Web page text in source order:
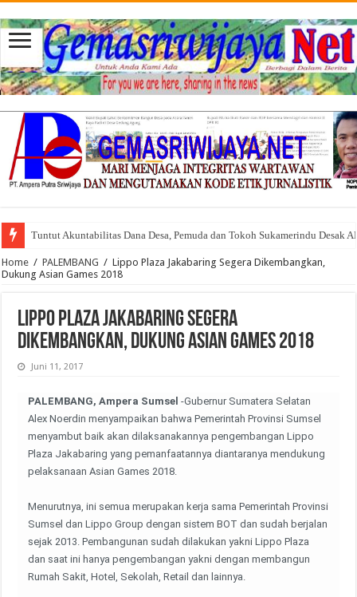
Tuntut Akuntabilitas Dana Desa, Pemuda dan Tokoh Sukamerindu Desak
Home / PALEMBANG / Lippo Plaza Jakabaring Segera Dikembangkan,
Dukung Asian Games 2018
Lippo Plaza Jakabaring Segera
Dikembangkan, Dukung Asian Games 2018
Juni 11, 2017
PALEMBANG, Ampera Sumsel-Gubernur Sumatera Selatan
Alex Noerdin menyampaikan bahwa Pemerintah Provinsi Sumsel
menyambut baik akan dilaksanakannya pengembangan Lippo
Plaza Jakabaring yang pemanfaatannya diantaranya mendukung
pelaksanaan Asian Games 2018.
Menurutnya, ini semua merupakan kerja sama Pemerintah Provinsi
Sumsel dan Lippo Group dengan sistem BOT dan sudah berjalan
sejak 2013. Pembangunan sudah dilakukan yakni Lippo Plaza
dan saat ini hanya pengembangan yakni dengan membangun
Rumah Sakit, Hotel, Sekolah, Retail dan lainnya.